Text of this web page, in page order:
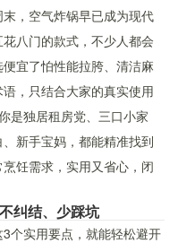
，空气炸锅早已成为现代
八门的款式，不少人都会
宜了怕性能拉胯、清洁麻
，只结合大家的真实使用
是独居租房党、三口小家
新手宝妈，都能精准找到
饪需求，实用又省心，闭
纠结、少踩坑
个实用要点，就能轻松避开